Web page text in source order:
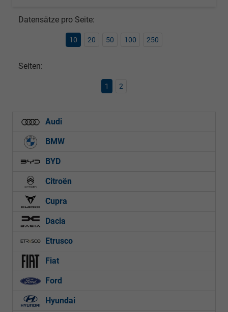
Datensätze pro Seite:
10 20 50 100 250
Seiten:
1 2
Audi
BMW
BYD
Citroën
Cupra
Dacia
Etrusco
Fiat
Ford
Hyundai